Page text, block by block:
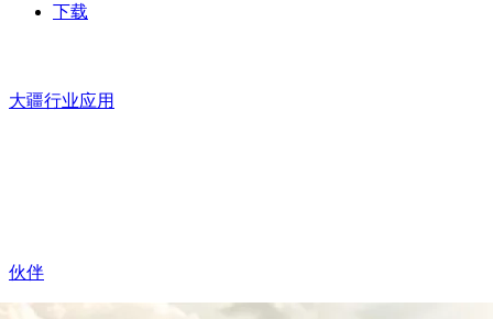
下载
大疆行业应用
伙伴